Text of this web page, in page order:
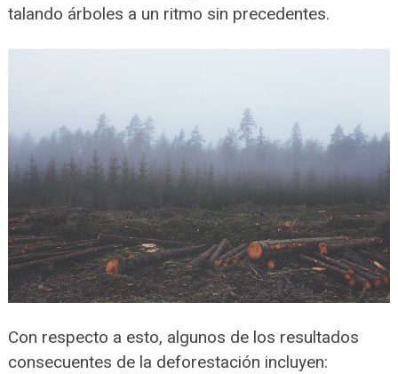
talando árboles a un ritmo sin precedentes.
Con respecto a esto, algunos de los resultados
consecuentes de la deforestación incluyen: